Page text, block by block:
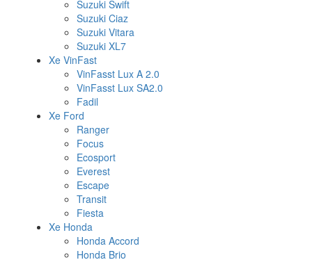
Suzuki Swift
Suzuki Ciaz
Suzuki Vitara
Suzuki XL7
Xe VinFast
VinFasst Lux A 2.0
VinFasst Lux SA2.0
Fadil
Xe Ford
Ranger
Focus
Ecosport
Everest
Escape
Transit
Fiesta
Xe Honda
Honda Accord
Honda Brio